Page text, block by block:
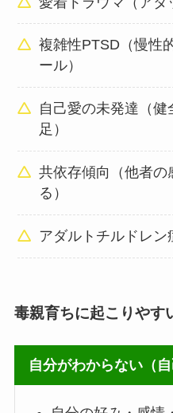
複雑性PTSD（慢性
ール）
自己愛の未発達（健
足）
共依存傾向（他者の
る）
アダルトチルドレン
毒親育ちに起こりやす
自分がわからない（自